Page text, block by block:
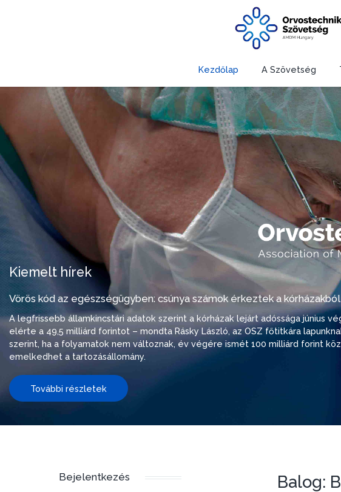
Kezdőlap A Szövetség
Kiemelt hírek
Vörös kód az egészségügyben: csúnya számok érkeztek a kórházakból
A legfrissebb államkincstári adatok szerint a kórházak lejárt adóssága június
elérte a 49,5 milliárd forintot – mondta Rásky László, az OSZ főtitkára
szerint, ha a folyamatok nem változnak, év végére ismét 100 milliárd forint
emelkedhet a tartozásállomány.
További részletek
Bejelentkezés Balog: